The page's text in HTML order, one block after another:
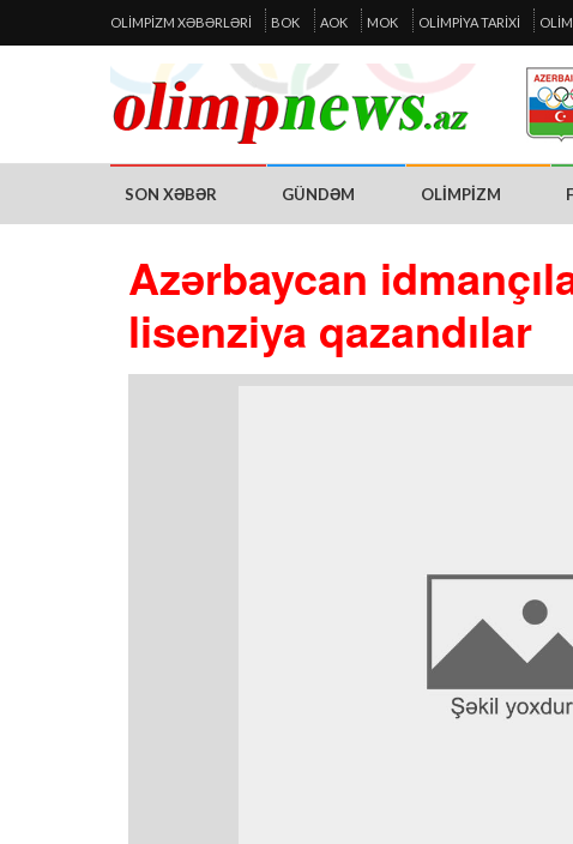
OLIMPIZM XƏBƏRLƏRI BOK AOK MOK OLIMPIYA TARIXI
SON XƏBƏR GÜNDƏM OLIMPIZM
Azərbaycan
lisenziya qazandılar